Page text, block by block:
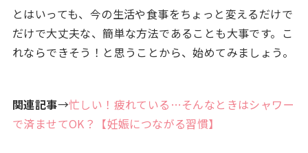
とはいっても、今の生活や食事をちょっと変えるだけで
だけで大丈夫な、簡単な方法であることも大事です。こ
れならできそう！と思うことから、始めてみましょう。
関連記事→忙しい！疲れている…そんなときはシャワー
で済ませてOK？【妊娠につながる習慣】